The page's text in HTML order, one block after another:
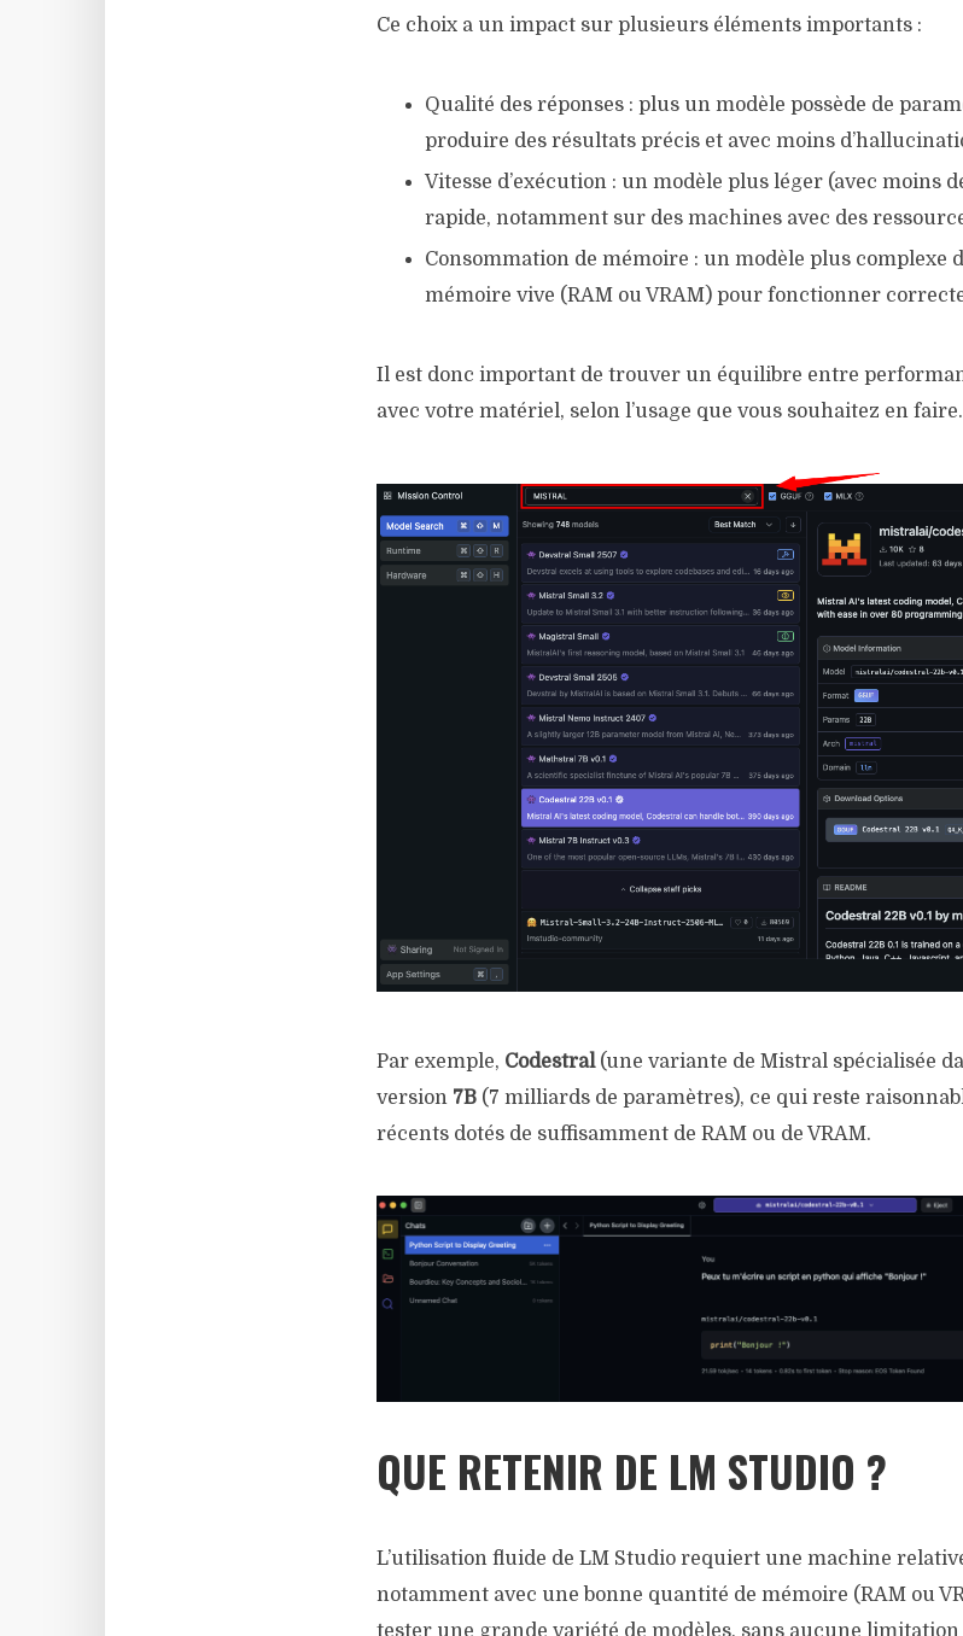
Ce choix a un impact sur plusieurs éléments importants :
Qualité des réponses : plus un modèle possède de
produire des résultats précis et avec moins
Vitesse d’exécution : un modèle plus léger (avec moins
rapide, notamment sur des machines avec des
Consommation de mémoire : un modèle plus complexe
mémoire vive (RAM ou VRAM) pour fonctionner
Il est donc important de trouver un équilibre entre
avec votre matériel, selon l’usage que vous souhaitez en faire.
Par exemple, Codestral(une variante de Mistral spécialisée
version 7B (7 milliards de paramètres), ce qui reste
récents dotés de suffisamment de RAM ou de VRAM.
QUE RETENIR DE LM STUDIO ?
L’utilisation fluide de LM Studio requiert une machine
notamment avec une bonne quantité de mémoire (RAM ou
tester une grande variété de modèles, sans aucune